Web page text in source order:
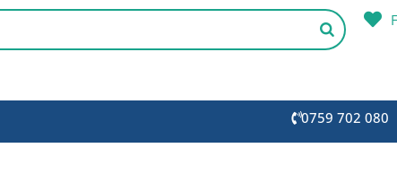
0759 702 080